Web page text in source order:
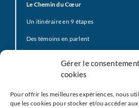
Gérer le
cookies
Pour offrir les meilleures expériences, nous
que les cookies pour stocker et/ou accéder
Le Chemin du Cœur
Un itinéraire en 9 étapes
Des témoins en parlent
La Vidéo du Pape
Prier avec la Parole de Dieu